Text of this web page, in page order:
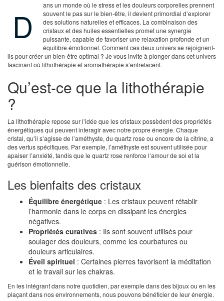
D
ans un monde où le stress et les douleurs corporelles prennent
souvent le pas sur le bien-être, il devient primordial d’explorer
des solutions naturelles et efficaces. La combinaison des
cristaux et des huiles essentielles promet une synergie
puissante, capable de favoriser une relaxation profonde et un
équilibre émotionnel. Comment ces deux univers se rejoignent-
ils pour créer un bien-être optimal ? Je vous invite à plonger dans cet univers
fascinant où lithothérapie et aromathérapie s’entrelacent.
Qu’est-ce que la lithothérapie
?
La lithothérapie repose sur l’idée que les cristaux possèdent des propriétés
énergétiques qui peuvent interagir avec notre propre énergie. Chaque
cristal, qu’il s’agisse de l’améthyste, du quartz rose ou encore de la citrine, a
des vertus spécifiques. Par exemple, l’améthyste est souvent utilisée pour
apaiser l’anxiété, tandis que le quartz rose renforce l’amour de soi et la
guérison émotionnelle.
Les bienfaits des cristaux
Équilibre énergétique : Les cristaux peuvent rétablir
l’harmonie dans le corps en dissipant les énergies
négatives.
Propriétés curatives : Ils sont souvent utilisés pour
soulager des douleurs, comme les courbatures ou
douleurs articulaires.
Éveil spirituel : Certaines pierres favorisent la méditation
et le travail sur les chakras.
En les intégrant dans notre quotidien, par exemple dans des bijoux ou en les
plaçant dans nos environnements, nous pouvons bénéficier de leur énergie.